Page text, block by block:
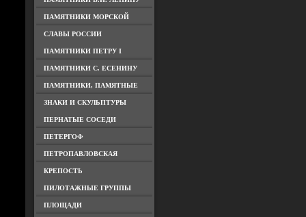
ПАМЯТНИКИ МОРСКОЙ
СЛАВЫ РОССИИ
ПАМЯТНИКИ ПЕТРУ I
ПАМЯТНИКИ С. ЕСЕНИНУ
ПАМЯТНИКИ, ПАМЯТНЫЕ
ЗНАКИ И СКУЛЬПТУРЫ
ПЕРНАТЫЕ СОСЕДИ
ПЕТЕРГОФ
ПЕТРОПАВЛОВСКАЯ
КРЕПОСТЬ
ПИЛОТАЖНЫЕ ГРУППЫ
ПЛОЩАДИ